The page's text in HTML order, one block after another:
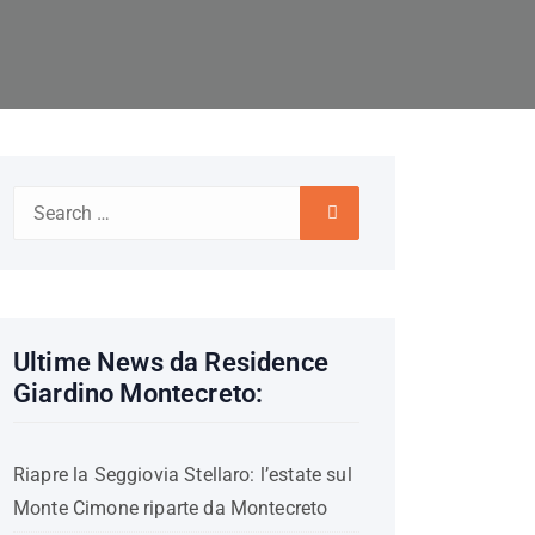
Search
Search
Ultime News da Residence
Giardino Montecreto:
Riapre la Seggiovia Stellaro: l’estate sul
Monte Cimone riparte da Montecreto